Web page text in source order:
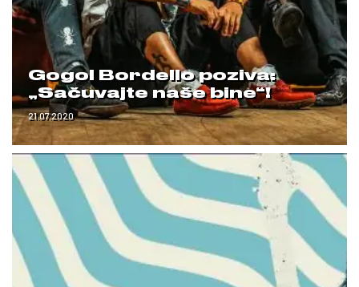
Gogol Bordello poziva:
„Sačuvajte naše bine“!
21.07.2020